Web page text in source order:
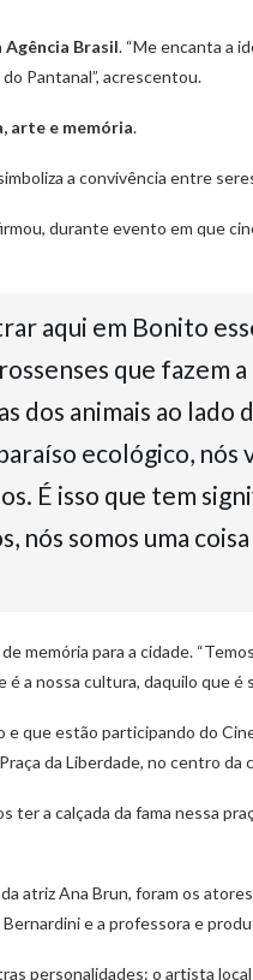
Agência Brasil. “Me encanta a
Pantanal”, acrescentou.
arte e memória.
a convivência entre
durante evento em que
aqui em Bonito
que fazem
dos animais ao lado
ecológico, nós
É isso que tem
nós somos uma
memória para a cidade.
a nossa cultura, daquilo que é
que estão participando do
da Liberdade, no centro da
ter a calçada da fama nessa
atriz Ana Brun, foram os
e a professora e
personalidades: o artista